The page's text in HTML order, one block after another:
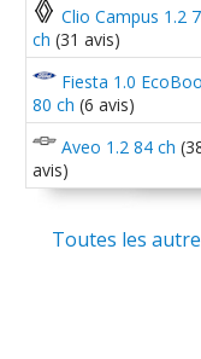
Clio Campus 1.2
ch (31 avis)
Fiesta 1.0
80 ch (6 avis)
Aveo 1.2 84 ch
avis)
Toutes les